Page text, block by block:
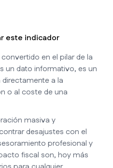
este indicador
en el pilar de la
un dato informativo, es un
a la
o al coste de una
masiva y
desajustes con el
profesional y
fiscal son, hoy más